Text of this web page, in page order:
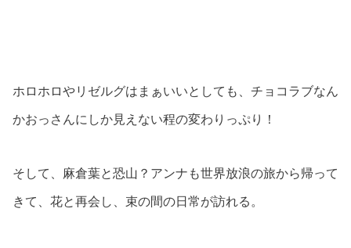
ホロホロやリゼルグはまぁいいとしても、チョコラブなん
かおっさんにしか見えない程の変わりっぷり！
そして、麻倉葉と恐山？アンナも世界放浪の旅から帰って
きて、花と再会し、束の間の日常が訪れる。